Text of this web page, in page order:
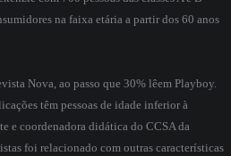
na faixa etária a partir dos 60 anos
Nova, ao passo que 30% lêem Playboy.
têm pessoas de idade inferior à
e coordenadora didática do CCSA da
foi relacionado com outras características